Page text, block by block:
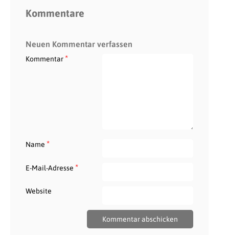
Kommentare
Neuen Kommentar verfassen
Kommentar*
Name *
E-Mail-Adresse *
Website